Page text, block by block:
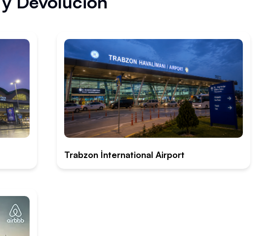
Trabzon İnternational Airport